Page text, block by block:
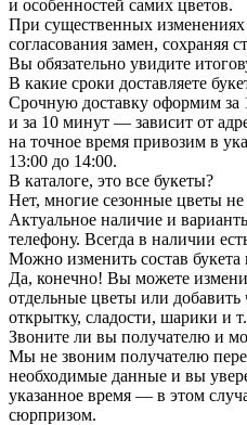
и особенностей самих цветов.
При существенных изменениях
согласования замен, сохраняя
Вы обязательно увидите
В какие сроки доставляете
Срочную доставку оформим за
и за 10 минут — зависит от
на точное время привозим в
13:00 до 14:00.
В каталоге, это все букеты?
Нет, многие сезонные цветы
Актуальное наличие и
телефону. Всегда в наличии
Можно изменить состав букета
Да, конечно! Вы можете
отдельные цветы или
открытку, сладости, шарики и
Звоните ли вы получателю и
Мы не звоним получателю
необходимые данные и вы
указанное время — в этом
сюрпризом.